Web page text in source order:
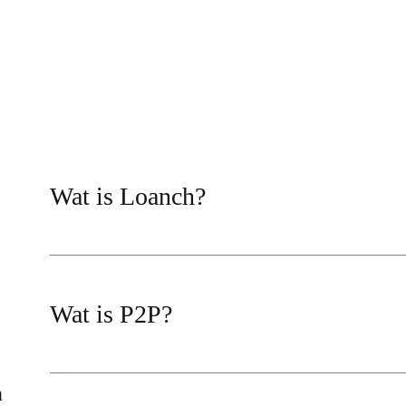
Wat is Loanch?
Wat is P2P?